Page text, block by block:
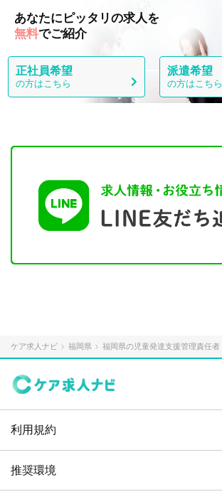
あなたにピッタリの求人を
無料でご紹介
正社員希望
の方はこちら
派遣希望
の方はこちら
ケア求人ナビ 福岡県 福岡県の児童発達支援管理責任者
利用規約
推奨環境